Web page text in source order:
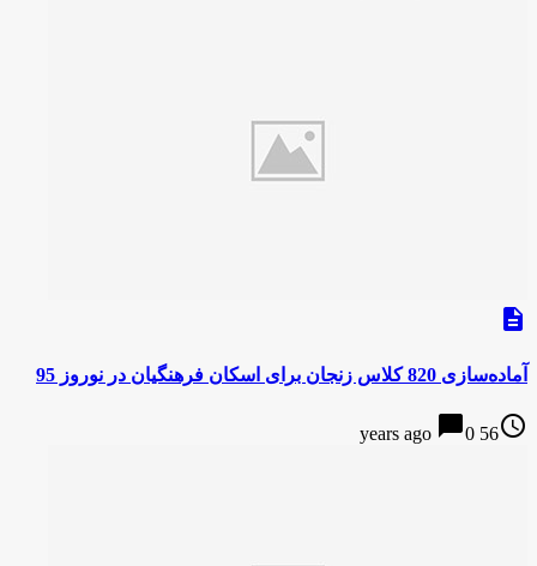
description
آماده‌سازی 820 کلاس زنجان برای اسکان فرهنگیان در نوروز 95
access_time
56 years ago
chat_bubble0